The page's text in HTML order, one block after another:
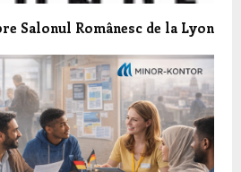
Salonul Românesc de la Lyon